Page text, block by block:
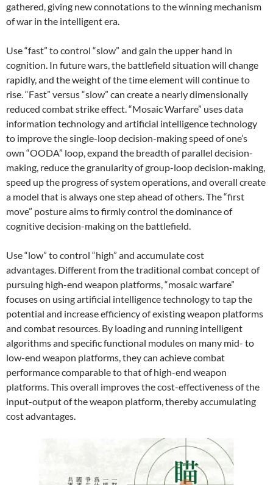
gathered, giving new connotations to the winning mechanism
of war in the intelligent era.
Use “fast” to control “slow” and gain the upper hand in
cognition. In future wars, the battlefield situation will change
rapidly, and the weight of the time element will continue to
rise. “Fast” versus “slow” can create a nearly dimensionally
reduced combat strike effect. “Mosaic Warfare” uses data
information technology and artificial intelligence technology
to improve the single-loop decision-making speed of one’s
own “OODA” loop, expand the breadth of parallel decision-
making, reduce the granularity of group-loop decision-making,
speed up the progress of system operations, and overall create
a model that is always one step ahead of others. The “first
move” posture aims to firmly control the dominance of
cognitive decision-making on the battlefield.
Use “low” to control “high” and accumulate cost
advantages. Different from the traditional combat concept of
pursuing high-end weapon platforms, “mosaic warfare”
focuses on using artificial intelligence technology to tap the
potential and increase efficiency of existing weapon platforms
and combat resources. By loading and running intelligent
algorithms and specific functional modules on many mid- to
low-end weapon platforms, they can achieve combat
performance comparable to that of high-end weapon
platforms. This overall improves the cost-effectiveness of the
input-output of the weapon platform, thereby accumulating
cost advantages.